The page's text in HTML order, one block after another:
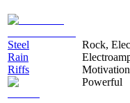
Steel
Rain
Riffs
Rock,
Powerful